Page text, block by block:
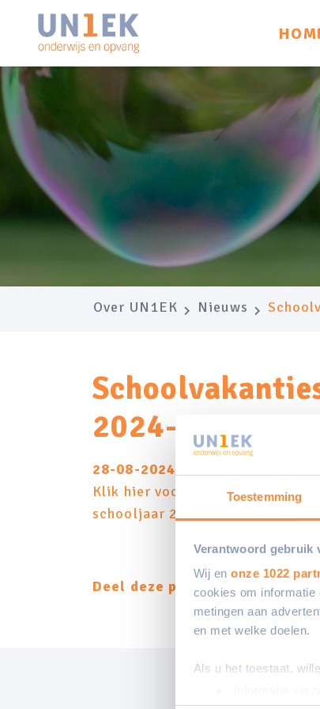
Toestemming
Verantwoord gebruik
Wij en onze 1022
cookies om informatie
metingen aan
en met welke doelen.
Als u het toestaat,
Over UN1EK Nieuws
2024-2025
28-08-2024
Klik hier voor een overzicht van
schooljaar 2024-2025
Deel deze pagina: